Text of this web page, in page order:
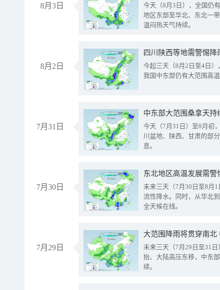
8月3日
今天（8月3日），全国仍
地区东部至华北、东北一
温闷热天气持续。
8月2日
今起三天（8月2日至4日
我国中东部仍有大范围高
7月31日
中东部大范围桑拿天
今天（7月31日）至8月初
川盆地、陕西、甘肃的部
息。
7月30日
东北地区高温发展需
未来三天（7月30日至8月
流性降水。同时，从华北
全天候在线。
7月29日
大范围降雨将贯穿南
未来三天（7月29日至31
抬、大陆高压东移，中东
续。